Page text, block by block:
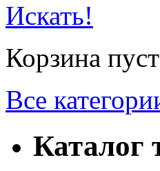
Искать!
Корзина
Все
Каталог